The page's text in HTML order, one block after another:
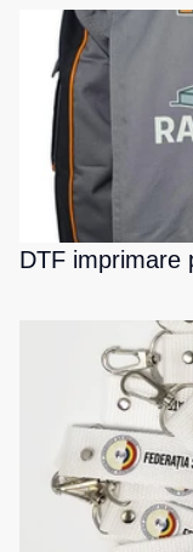
DTF imprimare